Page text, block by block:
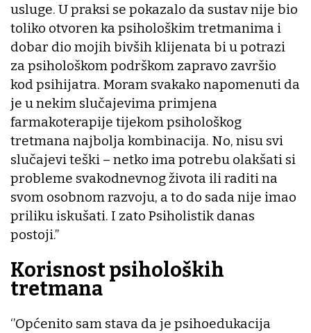
usluge. U praksi se pokazalo da sustav nije bio
toliko otvoren ka psihološkim tretmanima i
dobar dio mojih bivših klijenata bi u potrazi
za psihološkom podrškom zapravo završio
kod psihijatra. Moram svakako napomenuti da
je u nekim slučajevima primjena
farmakoterapije tijekom psihološkog
tretmana najbolja kombinacija. No, nisu svi
slučajevi teški – netko ima potrebu olakšati si
probleme svakodnevnog života ili raditi na
svom osobnom razvoju, a to do sada nije imao
priliku iskušati. I zato Psiholistik danas
postoji.’’
Korisnost psiholoških
tretmana
‘’Općenito sam stava da je psihoedukacija